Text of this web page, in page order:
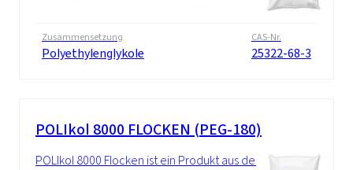
Zusammensetzung
Polyethylenglykole
CAS-Nr.
25322-68-3
POLIkol 8000 FLOCKEN (PEG-180)
POLIkol 8000 Flocken ist ein Produkt aus der